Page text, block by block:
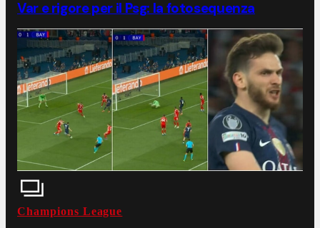
Var e rigore per il Psg: la fotosequenza
Champions League